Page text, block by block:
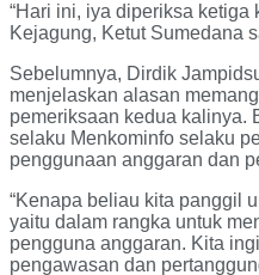
“Hari ini, iya diperiksa ketiga
Kejagung, Ketut Sumedana
Sebelumnya, Dirdik
menjelaskan alasan
pemeriksaan kedua kalinya.
selaku Menkominfo selaku
penggunaan anggaran dan
“Kenapa beliau kita panggil
yaitu dalam rangka untuk
pengguna anggaran. Kita
pengawasan dan